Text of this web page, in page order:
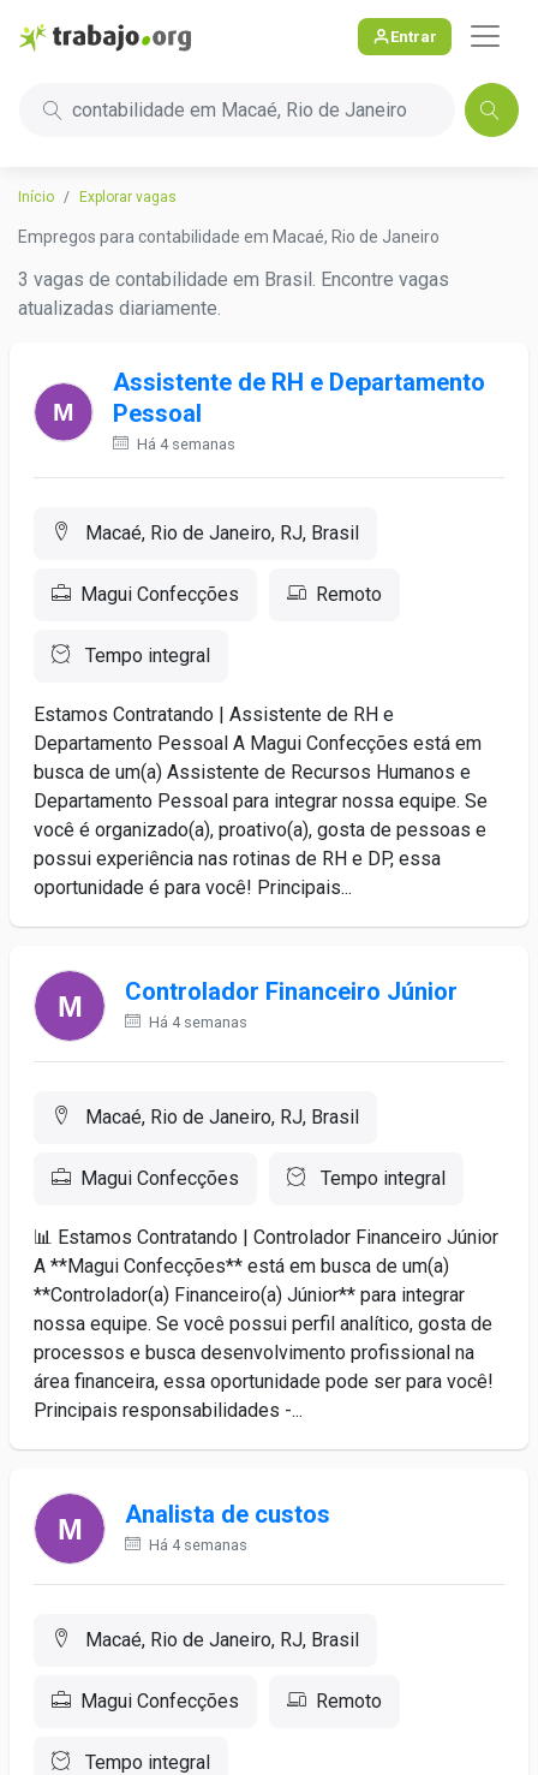
Entrar
contabilidade em Macaé, Rio de Janeiro
Início Explorar vagas
Empregos para contabilidade em Macaé, Rio de Janeiro
3 vagas de contabilidade em Brasil. Encontre vagas
atualizadas diariamente.
Assistente de RH e Departamento
Pessoal
Há 4 semanas
Macaé, Rio de Janeiro, RJ, Brasil
Magui Confecções Remoto
Tempo integral
Estamos Contratando | Assistente de RH e
Departamento Pessoal A Magui Confecções está em
busca de um(a) Assistente de Recursos Humanos e
Departamento Pessoal para integrar nossa equipe. Se
você é organizado(a), proativo(a), gosta de pessoas e
possui experiência nas rotinas de RH e DP, essa
oportunidade é para você! Principais...
Controlador Financeiro Júnior
Há 4 semanas
Macaé, Rio de Janeiro, RJ, Brasil
Magui Confecções Tempo integral
📊 Estamos Contratando | Controlador Financeiro Júnior
A **Magui Confecções** está em busca de um(a)
**Controlador(a) Financeiro(a) Júnior** para integrar
nossa equipe. Se você possui perfil analítico, gosta de
processos e busca desenvolvimento profissional na
área financeira, essa oportunidade pode ser para você!
Principais responsabilidades -...
Analista de custos
Há 4 semanas
Macaé, Rio de Janeiro, RJ, Brasil
Magui Confecções Remoto
Tempo integral